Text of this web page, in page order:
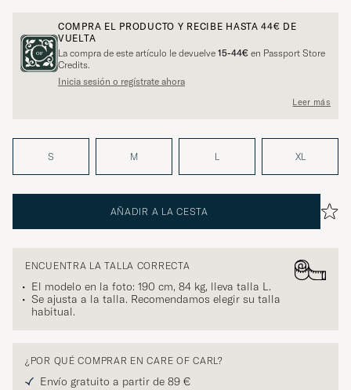
COMPRA EL PRODUCTO Y RECIBE HASTA44€ DE
VUELTA
La compra de este artículo le devuelve 15-44€ en Passport Store
Credits.
Inicia sesión o regístrate ahora
Leer más
S M L XL
AÑADIR A LA CESTA
ENCUENTRA LA TALLA CORRECTA
El modelo en la foto: 190 cm, 84 kg, lleva talla L.
Se ajusta a la talla. Recomendamos elegir su talla
habitual.
¿POR QUÉ COMPRAR EN CARE OF CARL?
Envío gratuito a partir de 89 €